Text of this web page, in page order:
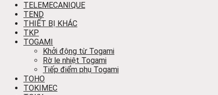
TELEMECANIQUE
TEND
THIẾT BỊ KHÁC
TKP
TOGAMI
Khởi động từ Togami
Rờ le nhiệt Togami
Tiếp điểm phụ Togami
TOHO
TOKIMEC